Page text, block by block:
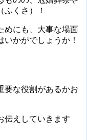
くさ）！
めにも、大事な場面
かがでしょうか！
要な役割があるかお
伝えしていきます